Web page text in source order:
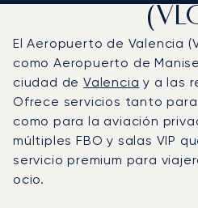
El Aeropuerto de Valencia
como Aeropuerto de
ciudad deValencia y a las
Ofrece servicios tanto
como para la aviación
múltiples FBO y salas VIP
servicio premium para
ocio.